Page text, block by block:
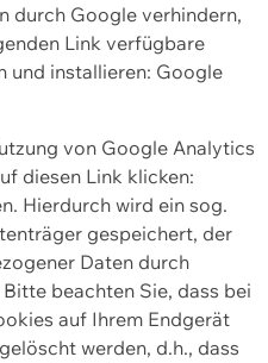
durch Google verhindern,
Link verfügbare
und installieren: Google
von Google Analytics
diesen Link klicken:
Hierdurch wird ein sog.
gespeichert, der
Daten durch
beachten Sie, dass bei
auf Ihrem Endgerät
werden, d.h., dass